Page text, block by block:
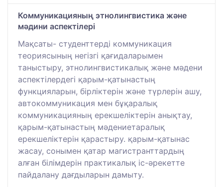
Коммуникацияның этнолингвистика және
мәдини аспектілері
Мақсаты- студенттерді коммуникация
теориясының негізгі қағидаларымен
таныстыру, этнолингвистикалық және мәдени
аспектілердегі қарым-қатынастың
функцияларын, бірліктерін және түрлерін ашу,
автокоммуникация мен бұқаралық
коммуникацияның ерекшеліктерін анықтау,
қарым-қатынастың мәдениетаралық
ерекшеліктерін қарастыру. қарым-қатынас
жасау, сонымен қатар магистранттардың
алған білімдерін практикалық іс-әрекетте
пайдалану дағдыларын дамыту.